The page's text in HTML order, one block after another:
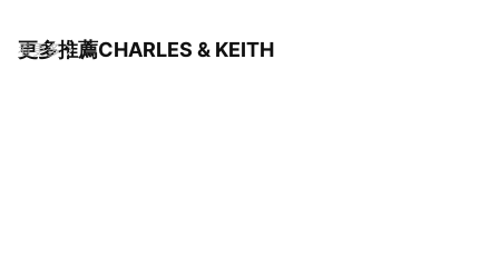
更多推薦CHARLES & KEITH
看更多